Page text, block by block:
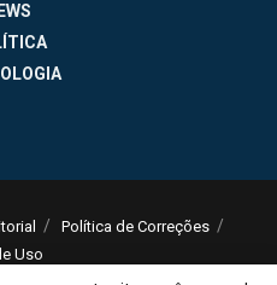
Política de Correções
Uso